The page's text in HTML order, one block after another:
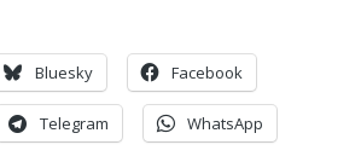
Bluesky Facebook
Telegram WhatsApp